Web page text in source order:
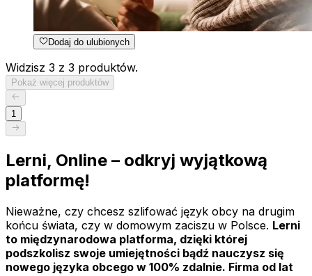
Dodaj do ulubionych
Widzisz 3 z 3 produktów.
Pokaż więcej produktów
1
Lerni, Online – odkryj wyjątkową
platformę!
Nieważne, czy chcesz szlifować język obcy na drugim
końcu świata, czy w domowym zaciszu w Polsce. Lerni
to międzynarodowa platforma, dzięki której
podszkolisz swoje umiejętności bądź nauczysz się
nowego języka obcego w 100% zdalnie. Firma od lat